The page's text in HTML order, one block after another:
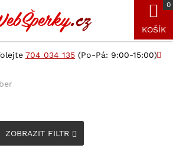
0
KOŠÍK
704 034 135 (Po-Pá: 9:00-15:00)
ZOBRAZIT FILTR